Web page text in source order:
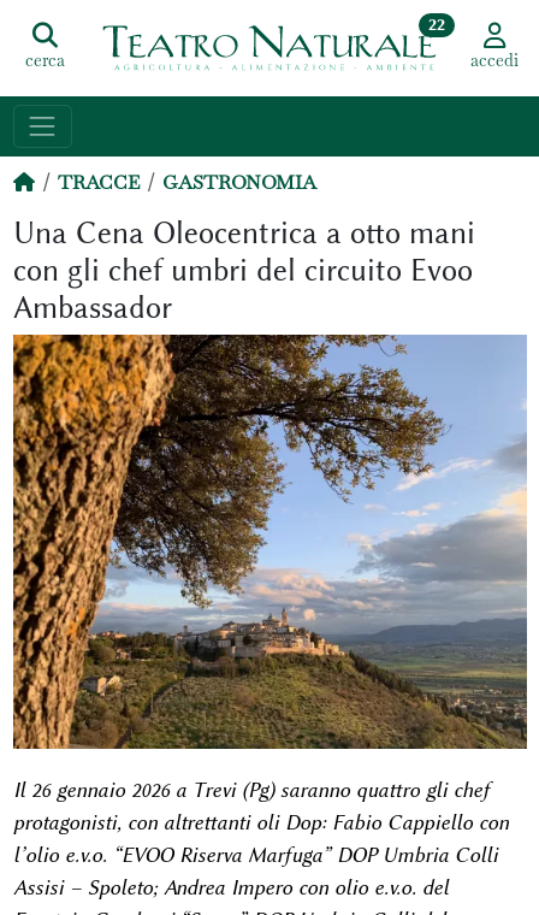
cerca
22
accedi
TRACCE GASTRONOMIA
Una Cena Oleocentrica a otto mani
con gli chef umbri del circuito Evoo
Ambassador
Il 26 gennaio 2026 a Trevi (Pg) saranno quattro gli chef
protagonisti, con altrettanti oli Dop: Fabio Cappiello con
l’olio e.v.o. “EVOO Riserva Marfuga” DOP Umbria Colli
Assisi – Spoleto; Andrea Impero con olio e.v.o. del